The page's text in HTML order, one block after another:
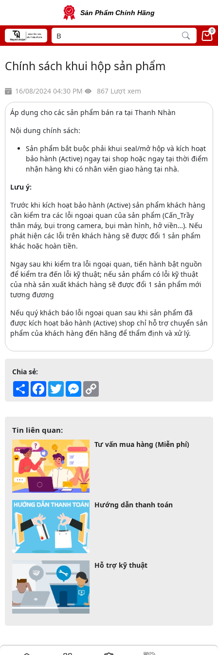
Sản Phẩm Chính Hãng
0
Chính sách khui hộp sản phẩm
16/08/2024 04:30 PM 867 Lượt xem
Áp dụng cho các sản phẩm bán ra tại Thanh Nhàn
Nội dung chính sách:
Sản phẩm bắt buộc phải khui seal/mở hộp và kích hoạt
bảo hành (Active) ngay tại shop hoặc ngay tại thời điểm
nhận hàng khi có nhân viên giao hàng tại nhà.
Lưu ý:
Trước khi kích hoạt bảo hành (Active) sản phẩm khách hàng
cần kiểm tra các lỗi ngoại quan của sản phẩm (Cấn_Trầy
thân máy, bụi trong camera, bụi màn hình, hở viền…). Nếu
phát hiện các lỗi trên khách hàng sẽ được đổi 1 sản phẩm
khác hoặc hoàn tiền.
Ngay sau khi kiểm tra lỗi ngoại quan, tiến hành bật nguồn
để kiểm tra đến lỗi kỹ thuật; nếu sản phẩm có lỗi kỹ thuật
của nhà sản xuất khách hàng sẽ được đổi 1 sản phẩm mới
tương đương
Nếu quý khách báo lỗi ngoại quan sau khi sản phẩm đã
được kích hoạt bảo hành (Active) shop chỉ hỗ trợ chuyển sản
phẩm của khách hàng đến hãng để thẩm định và xử lý.
Chia sẻ:
Share Facebook
TwitterMessenger
Tin liên quan:
Tư vấn mua hàng (Miễn phí)
Hướng dẫn thanh toán
Hỗ trợ kỹ thuật